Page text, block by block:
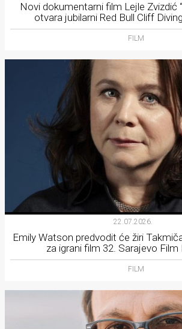
Novi dokumentarni film Lejle Zvizdić
otvara jubilarni Red Bull Cliff
FILM
22.07.2026.
Emily Watson predvodit će žiri
za igrani film 32. Sarajevo Film
FILM